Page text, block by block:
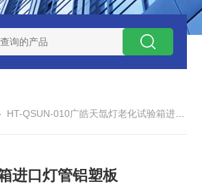
盐雾试验箱保养维修 SMD-210PF-
HT-QSUN-010广皓天氙灯老化试验箱进口灯管铝塑板
进口灯管铝塑板